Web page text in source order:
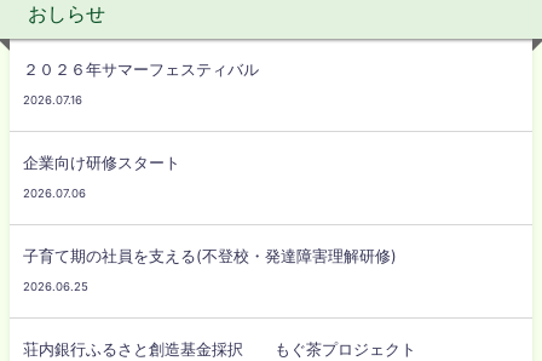
おしらせ
２０２６年サマーフェスティバル
2026.07.16
企業向け研修スタート
2026.07.06
子育て期の社員を支える(不登校・発達障害理解研修)
2026.06.25
荘内銀行ふるさと創造基金採択 もぐ茶プロジェクト